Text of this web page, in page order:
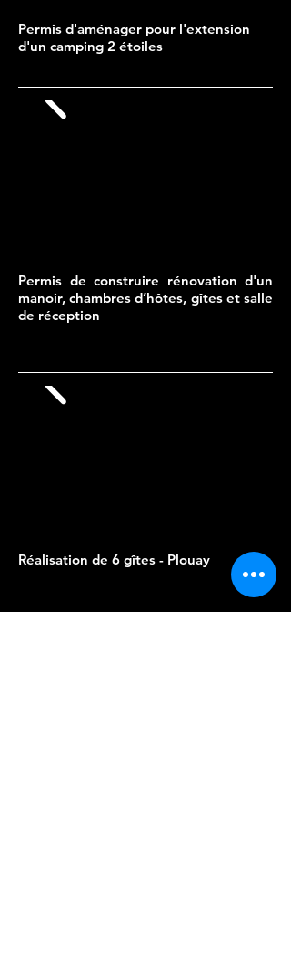
Permis d'aménager pour l'extension
d'un camping 2 étoiles
Permis de construire rénovation d'un
manoir, chambres d’hôtes, gîtes et salle
de réception
Réalisation de 6 gîtes - Plouay